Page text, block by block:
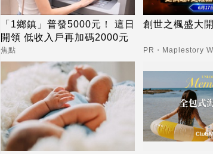
「1鄉鎮」普發5000元！ 這日
開領 低收入戶再加碼2000元
焦點
創世之楓盛大
PR・Maplestory